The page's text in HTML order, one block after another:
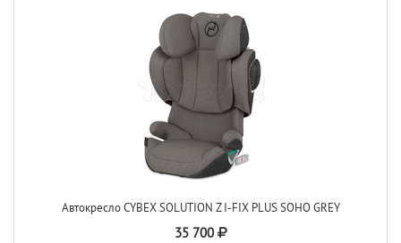
Автокресло CYBEX SOLUTION Z I-FIX PLUS SOHO GREY
35 700